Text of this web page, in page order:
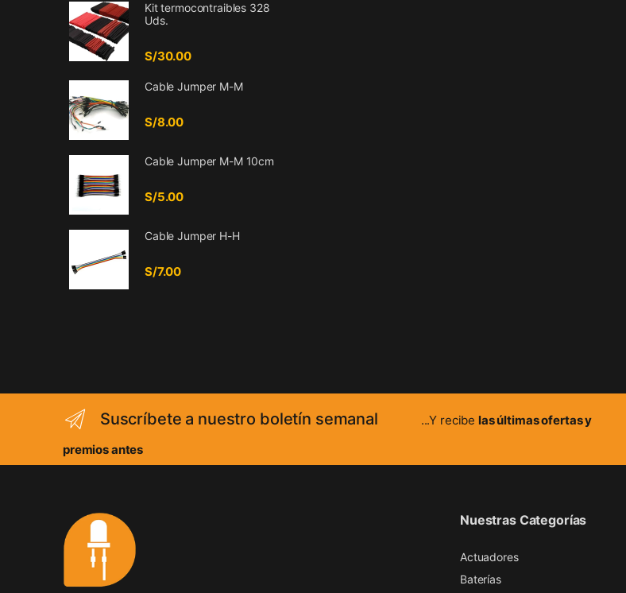
Kit termocontraibles 328
Uds.
S/30.00
Cable Jumper M-M
S/8.00
Cable Jumper M-M 10cm
S/5.00
Cable Jumper H-H
S/7.00
Suscríbete a nuestro boletín semanal ...Y recibelas últimas ofertas y
premios antes
Nuestras Categorías
Actuadores
Baterías